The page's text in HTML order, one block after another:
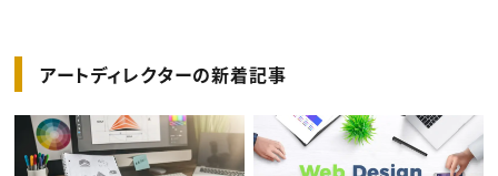
アートディレクターの新着記事